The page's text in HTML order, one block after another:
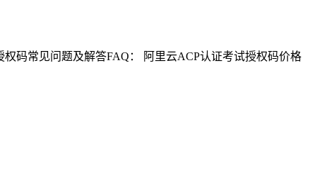
码常见问题及解答FAQ： 阿里云ACP认证考试授权码价格